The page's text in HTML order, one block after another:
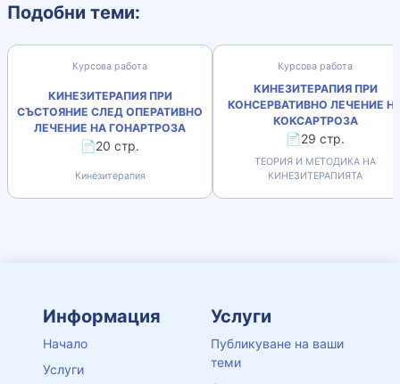
Подобни теми:
Курсова работа
КИНЕЗИТЕРАПИЯ ПРИ
СЪСТОЯНИЕ СЛЕД ОПЕРАТИВНО
ЛЕЧЕНИЕ НА ГОНАРТРОЗА
📄20 стр.
Кинезитерапия
Курсова работа
КИНЕЗИТЕРАПИЯ ПРИ
КОНСЕРВАТИВНО ЛЕЧЕНИЕ
КОКСАРТРОЗА
📄29 стр.
ТЕОРИЯ И МЕТОДИКА НА
КИНЕЗИТЕРАПИЯТА
Информация
Начало
Услуги
Услуги
Публикуване на ваши
теми